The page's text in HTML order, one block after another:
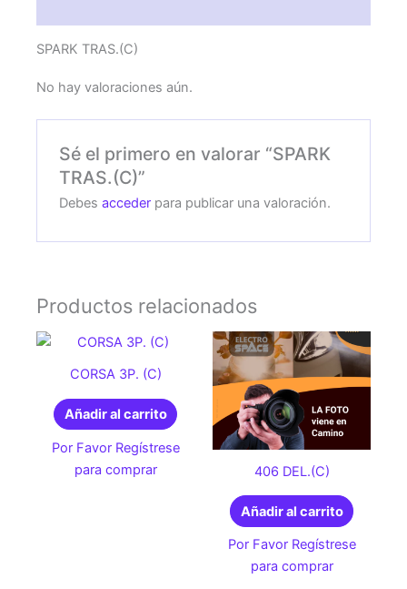
SPARK TRAS.(C)
No hay valoraciones aún.
Sé el primero en valorar “SPARK
TRAS.(C)”
Debesacceder para publicar una valoración.
Productos relacionados
CORSA 3P. (C)
Añadir al carrito
Por Favor Regístrese
para comprar
406 DEL.(C)
Añadir al carrito
Por Favor Regístrese
para comprar